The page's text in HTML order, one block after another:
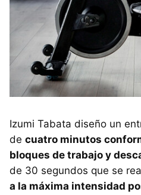
Izumi Tabata diseño un
de cuatro minutos
bloques de trabajo y
de 30 segundos que se
a la máxima intensidad